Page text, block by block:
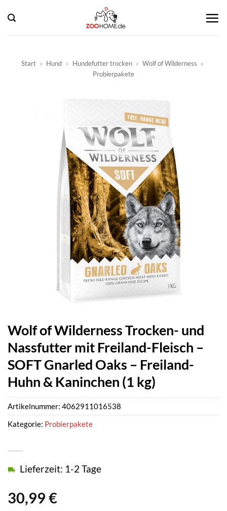
Inhalt
springen
Start » Hund » Hundefutter trocken » Wolf of Wilderness »
Probierpakete
Wolf of Wilderness Trocken- und
Nassfutter mit Freiland-Fleisch –
SOFT Gnarled Oaks – Freiland-
Huhn & Kaninchen (1 kg)
30,99 €
Lieferzeit: 1-2 Tage
Artikelnummer: 4062911016538
Kategorie: Probierpakete